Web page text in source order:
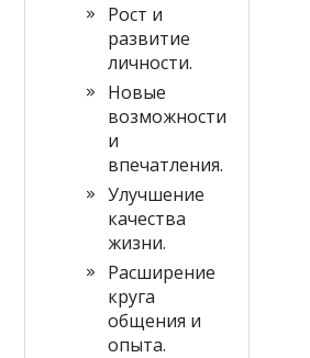
Рост и
развитие
личности.
Новые
возможности
и
впечатления.
Улучшение
качества
жизни.
Расширение
круга
общения и
опыта.